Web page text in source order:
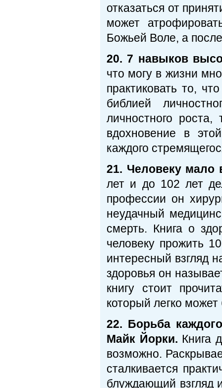
отказаться от
может
Божьей Воле, а
20. 7 навыков
что могу в жизни
практиковать то,
библией
личностного
вдохновение в
каждого
21. Человеку мало
лет и до 102 лет
профессии он
неудачный
смерть. Книга о
человеку прожить
интересный взгляд
здоровья он
книгу стоит
который легко
22. Борьба
Майк Йорки. Книга
возможно.
сталкивается
блуждающий взгляд